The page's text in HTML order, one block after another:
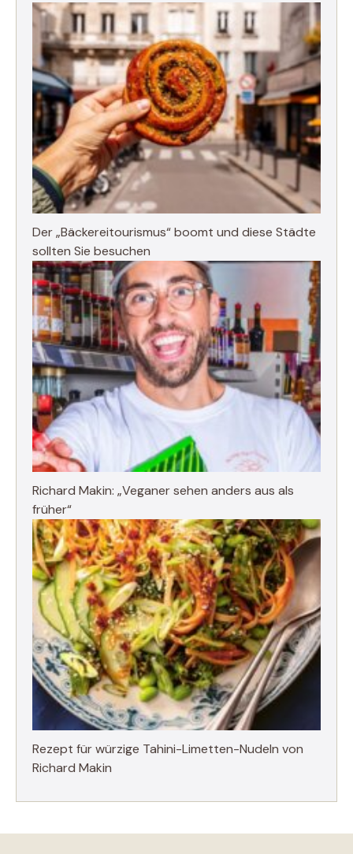
Der „Bäckereitourismus“ boomt und diese Städte
sollten Sie besuchen
Richard Makin: „Veganer sehen anders aus als
früher“
Rezept für würzige Tahini-Limetten-Nudeln von
Richard Makin